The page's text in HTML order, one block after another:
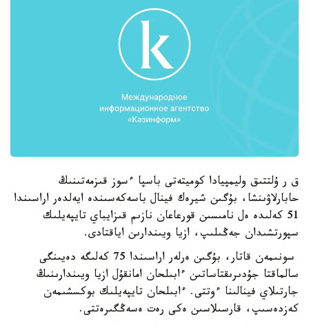
ق ر ۇلتتىق وليمپيادا كوميتەتى باسپا ءسوز قىزمەتىنىڭ
حابارلاۋىنشا، بۇگىن شيرەك فينال باسەكەسىندە ايەلدەر اراسىندا
51 كەلىدە ەل نامىسىن قورعاعان نازىم قىزايباي تايپەيلىك
سپورتشىدان جەڭىلىپ، ازيا ويىندارىن اياقتادى.
سونىمەن قاتار، بۇگىن ەرلەر اراسىندا 75 كەلىگە دەيىنگى
سالماقتا جۇدىرىقتاساتىن ءابىلحان امانقۇل ازيا ويىندارىنىڭ
جارتىلاي فينالىنا ءوتتى. ءابىلحان تايپەيلىك بوكسشىمەن
كەزدەسىپ، قارسىلاسىن ەكى رەت ەسەڭگىرەتتى.